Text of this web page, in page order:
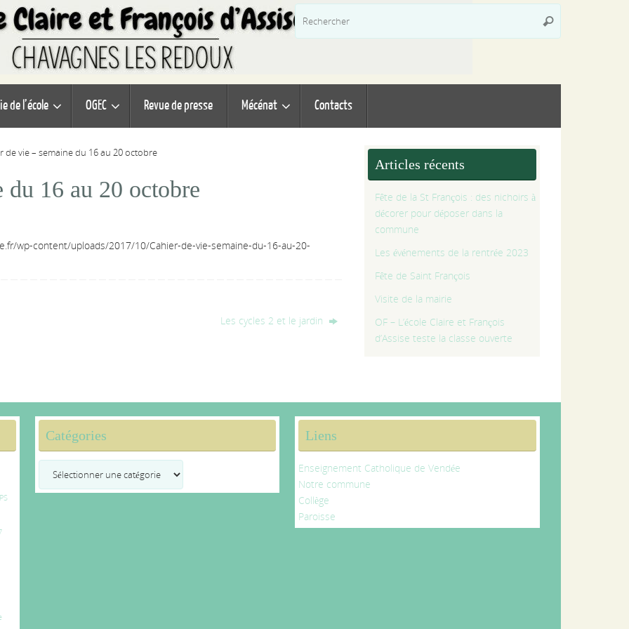
Rechercher
de l’école OGEC Revue de presse Mécénat Contacts
de vie – semaine du 16 au 20 octobre
du 16 au 20 octobre
wp-content/uploads/2017/10/Cahier-de-vie-semaine-du-16-au-20-
Les cycles 2 et le jardin
Articles récents
Fête de la St François : des nichoirs à
décorer pour déposer dans la
commune
Les événements de la rentrée 2023
Fête de Saint François
Visite de la mairie
OF – L’école Claire et François
d’Assise teste la classe ouverte
Catégories Liens
Enseignement Catholique de Vendée
Notre commune
Collège
Paroisse